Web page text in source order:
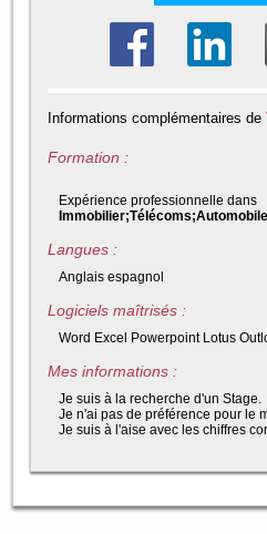
Informations complémentaires de
Formation :
Expérience professionnelle dans
Langues :
Anglais espagnol
Logiciels maîtrisés :
Word Excel Powerpoint Lotus
Mes informations :
Je suis à la recherche d'un Stage.
Je n'ai pas de préférence pour le
Je suis à l'aise avec les chiffres